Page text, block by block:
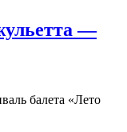
—
балета «Лето